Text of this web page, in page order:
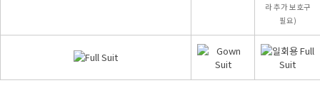
라 추가 보호구
필요)